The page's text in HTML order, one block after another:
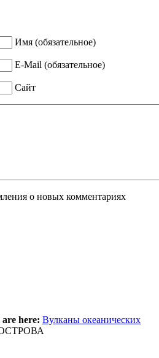
Имя (обязательное)
E-Mail (обязательное)
Сайт
о новых комментариях
are here: Вулканы океанических